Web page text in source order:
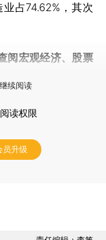
占74.62%，其次
阅宏观经济、股票
续阅读
读权限
员升级